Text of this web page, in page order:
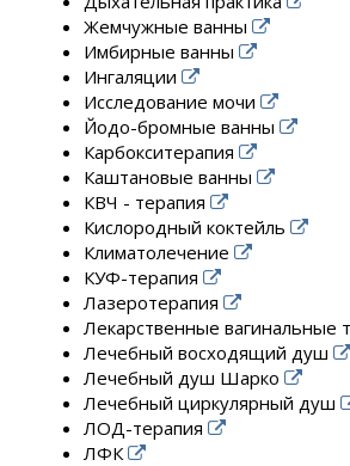
Жемчужные ванны
Имбирные ванны
Ингаляции
Исследование мочи
Йодо-бромные ванны
Карбокситерапия
Каштановые ванны
КВЧ - терапия
Кислородный коктейль
Климатолечение
КУФ-терапия
Лазеротерапия
Лекарственные вагинальные
Лечебный восходящий душ
Лечебный душ Шарко
Лечебный циркулярный душ
ЛОД-терапия
ЛФК